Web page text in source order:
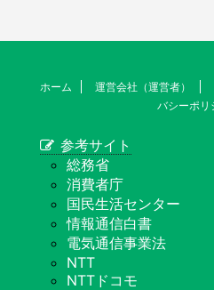
ホーム 運営会社（運営者）
バシーポリ
参考サイト
総務省
消費者庁
国民生活センター
情報通信白書
電気通信事業法
NTT
NTTドコモ